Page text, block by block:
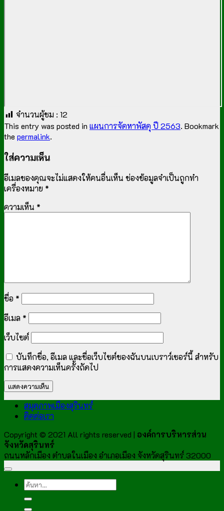
จำนวนผู้ชม : 12
This entry was posted in แผนการจัดหาพัสดุ ปี 2563. Bookmark
the permalink.
ใส่ความเห็น
อีเมลของคุณจะไม่แสดงให้คนอื่นเห็น ช่องข้อมูลจำเป็นถูกทำ
เครื่องหมาย *
ความเห็น *
ชื่อ *
อีเมล *
เว็บไซต์
บันทึกชื่อ, อีเมล และชื่อเว็บไซต์ของฉันบนเบราว์เซอร์นี้ สำหรับ
การแสดงความเห็นครั้งถัดไป
สมุดภาพเมืองสุรินทร์
ติดต่อเรา
Copyright © 2021 All rights reserved | องค์การบริหารส่วน
จังหวัดสุรินทร์
ถนนหลักเมือง ตำบลในเมือง อำเภอเมือง จังหวัดสุรินทร์ 32000